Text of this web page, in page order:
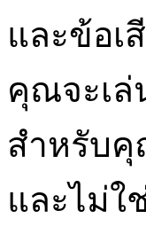
และข้อเ
คุณจะเล่
สำหรับคุ
และไม่